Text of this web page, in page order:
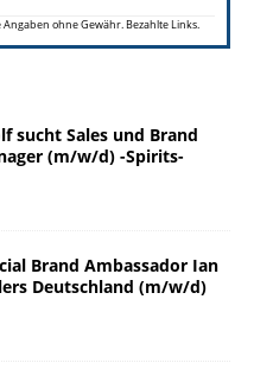
ohne Gewähr. Bezahlte Links.
sucht Sales und Brand
(m/w/d) -Spirits-
Brand Ambassador Ian
Deutschland (m/w/d)